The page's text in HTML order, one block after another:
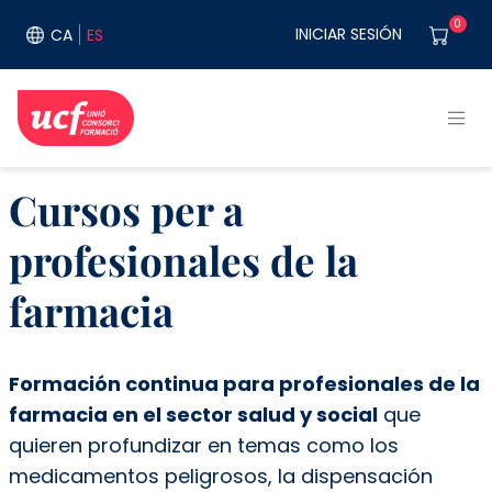
CA ES User
INICIAR SESIÓN 0
Cursos per a
profesionales de la
farmacia
Formación continua para profesionales de la
farmacia en el sector salud y socialque
quieren profundizar en temas como los
medicamentos peligrosos, la dispensación